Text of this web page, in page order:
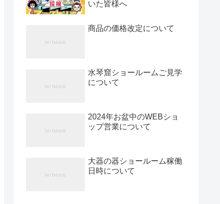
いた皆様へ
商品の価格改定について
水琴窟ショールームご見学
について
2024年お盆中のWEBショ
ップ営業について
大器の器ショールーム稼働
日時について